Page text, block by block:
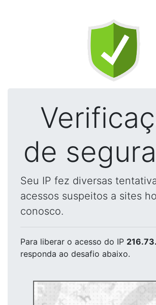
de
Seu IP fez diversas
acessos suspeitos a sites
conosco.
Para liberar o acesso do IP
responda ao desafio abaixo.